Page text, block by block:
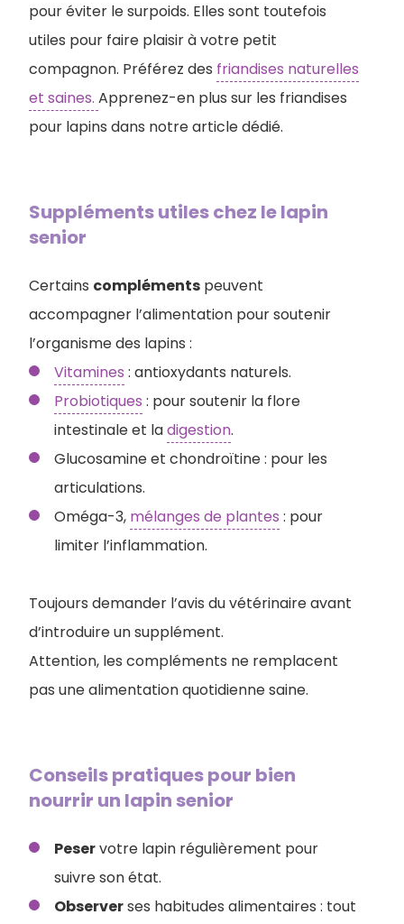
pour éviter le surpoids. Elles sont toutefois
utiles pour faire plaisir à votre petit
compagnon. Préférez des friandises naturelles
et saines. Apprenez-en plus sur les friandises
pour lapins dans notre article dédié.
Suppléments utiles chez le lapin
senior
Certains compléments peuvent
accompagner l’alimentation pour soutenir
l’organisme des lapins :
Vitamines : antioxydants naturels.
Probiotiques : pour soutenir la flore
intestinale et ladigestion.
Glucosamine et chondroïtine : pour les
articulations.
Oméga-3, mélanges de plantes : pour
limiter l’inflammation.
Toujours demander l’avis du vétérinaire avant
d’introduire un supplément.
Attention, les compléments ne remplacent
pas une alimentation quotidienne saine.
Conseils pratiques pour bien
nourrir un lapin senior
Peservotre lapin régulièrement pour
suivre son état.
Observerses habitudes alimentaires : tout